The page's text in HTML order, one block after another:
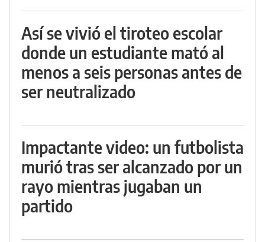
Así se vivió el tiroteo escolar
donde un estudiante mató al
menos a seis personas antes de
ser neutralizado
Impactante video: un futbolista
murió tras ser alcanzado por un
rayo mientras jugaban un
partido